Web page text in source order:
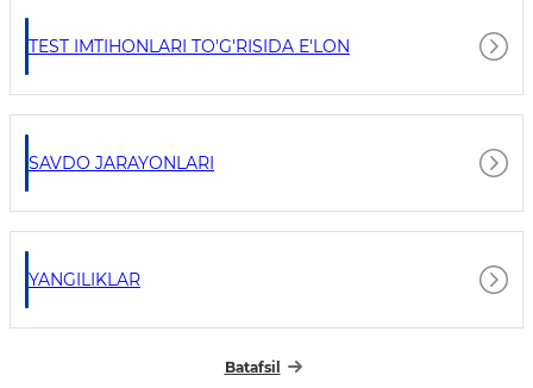
TEST IMTIHONLARI TO'G'RISIDA E'LON
SAVDO JARAYONLARI
YANGILIKLAR
Batafsil